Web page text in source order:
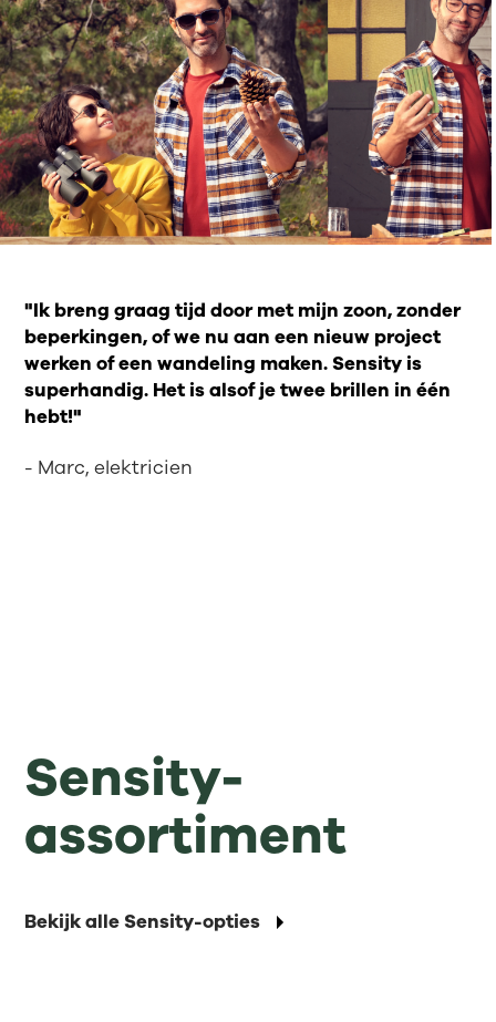
"Ik breng graag tijd door met mijn zoon, zonder
beperkingen, of we nu aan een nieuw project
werken of een wandeling maken. Sensity is
superhandig. Het is alsof je twee brillen in één
hebt!"
- Marc, elektricien
Sensity-
assortiment
Bekijk alle Sensity-opties